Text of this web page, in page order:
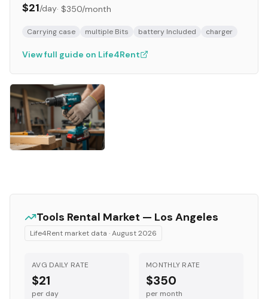
$21/day· $350/month
Carrying case multiple Bits battery Included charger
View full guide on Life4Rent
Tools Rental Market — Los Angeles
Life4Rent market data ·August 2026
AVG DAILY RATE
$21
per day
MONTHLY RATE
$350
per month